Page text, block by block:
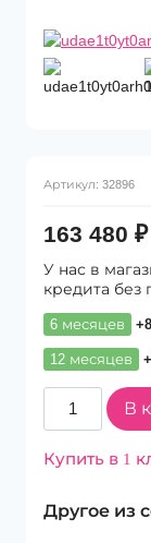
Артикул: 32896
163 480 ₽
У нас в
кредита без
6 месяцев
12 месяцев
Количество
товара
Apple
Pro
В
Купить в 1
Другое из